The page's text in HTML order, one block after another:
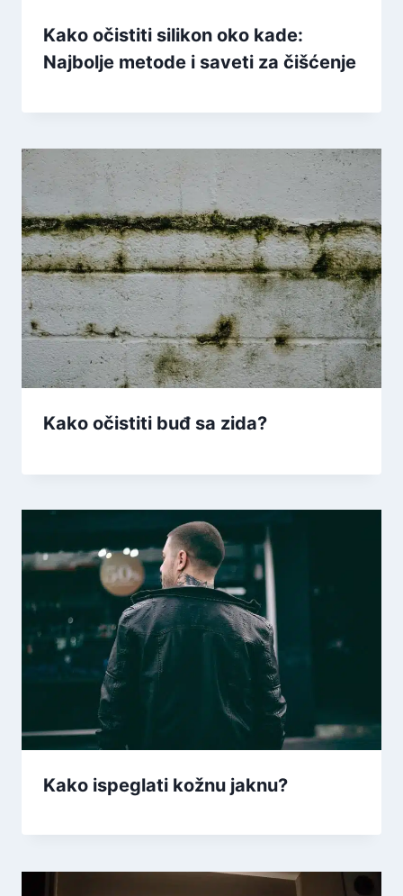
Kako očistiti silikon oko kade:
Najbolje metode i saveti za čišćenje
Kako očistiti buđ sa zida?
Kako ispeglati kožnu jaknu?